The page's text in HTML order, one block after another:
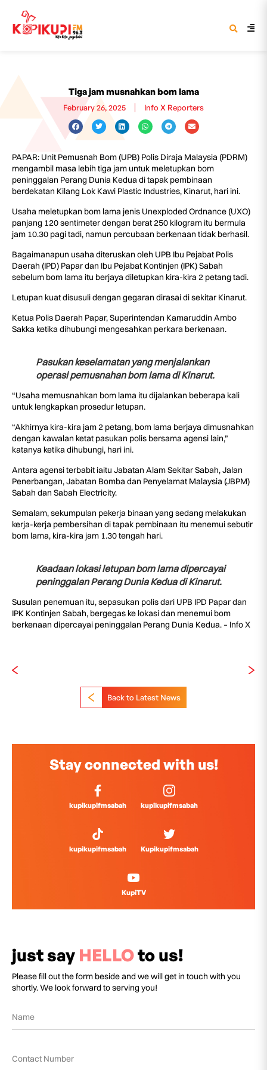
Tiga jam musnahkan bom lama
February 26, 2025 Info X Reporters
PAPAR: Unit Pemusnah Bom (UPB) Polis Diraja Malaysia (PDRM)
mengambil masa lebih tiga jam untuk meletupkan bom
peninggalan Perang Dunia Kedua di tapak pembinaan
berdekatan Kilang Lok Kawi Plastic Industries, Kinarut, hari ini.
Usaha meletupkan bom lama jenis Unexploded Ordnance (UXO)
panjang 120 sentimeter dengan berat 250 kilogram itu bermula
jam 10.30 pagi tadi, namun percubaan berkenaan tidak berhasil.
Bagaimanapun usaha diteruskan oleh UPB Ibu Pejabat Polis
Daerah (IPD) Papar dan Ibu Pejabat Kontinjen (IPK) Sabah
sebelum bom lama itu berjaya diletupkan kira-kira 2 petang tadi.
Letupan kuat disusuli dengan gegaran dirasai di sekitar Kinarut.
Ketua Polis Daerah Papar, Superintendan Kamaruddin Ambo
Sakka ketika dihubungi mengesahkan perkara berkenaan.
Pasukan keselamatan yang menjalankan
operasi pemusnahan bom lama di Kinarut.
“Usaha memusnahkan bom lama itu dijalankan beberapa kali
untuk lengkapkan prosedur letupan.
“Akhirnya kira-kira jam 2 petang, bom lama berjaya dimusnahkan
dengan kawalan ketat pasukan polis bersama agensi lain,”
katanya ketika dihubungi, hari ini.
Antara agensi terbabit iaitu Jabatan Alam Sekitar Sabah, Jalan
Penerbangan, Jabatan Bomba dan Penyelamat Malaysia (JBPM)
Sabah dan Sabah Electricity.
Semalam, sekumpulan pekerja binaan yang sedang melakukan
kerja-kerja pembersihan di tapak pembinaan itu menemui sebutir
bom lama, kira-kira jam 1.30 tengah hari.
Keadaan lokasi letupan bom lama dipercayai
peninggalan Perang Dunia Kedua di Kinarut.
Susulan penemuan itu, sepasukan polis dari UPB IPD Papar dan
IPK Kontinjen Sabah, bergegas ke lokasi dan menemui bom
berkenaan dipercayai peninggalan Perang Dunia Kedua. – Info X
Back to Latest News
Stay connected with us!
kupikupifmsabah kupikupifmsabah
kupikupifmsabah Kupikupifmsabah
KupiTV
just say HELLOto us!
Please fill out the form beside and we will get in touch with you
shortly. We look forward to serving you!